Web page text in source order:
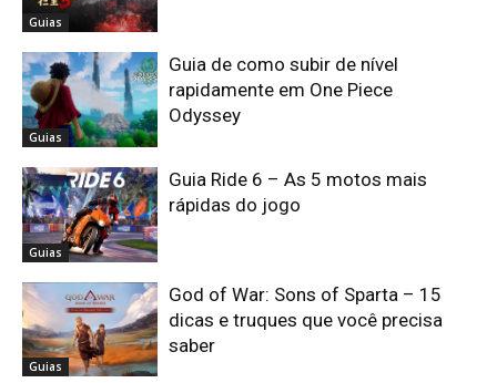
Guias
Guias
Guia de como subir de nível
rapidamente em One Piece
Odyssey
Guias
Guia Ride 6 – As 5 motos mais
rápidas do jogo
Guias
God of War: Sons of Sparta – 15
dicas e truques que você precisa
saber